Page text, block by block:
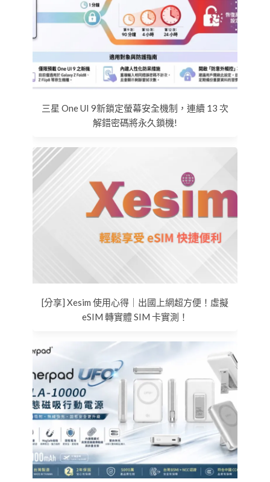
三星 One UI 9新鎖定螢幕安全機制，連續 13 次
解錯密碼將永久鎖機!
[分享] Xesim 使用心得｜出國上網超方便！虛擬
eSIM 轉實體 SIM 卡實測！